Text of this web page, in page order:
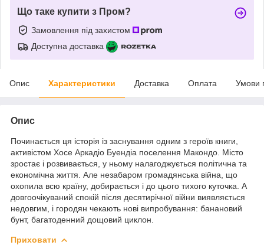
Що таке купити з Пром?
Замовлення під захистом
Доступна доставка
Опис Характеристики Доставка Оплата Умови
Опис
Починається ця історія із заснування одним з героїв книги,
активістом Хосе Аркадіо Буендіа поселення Макондо. Місто
зростає і розвивається, у ньому налагоджується політична та
економічна життя. Але незабаром громадянська війна, що
охопила всю країну, добирається і до цього тихого куточка. А
довгоочікуваний спокій після десятирічної війни виявляється
недовгим, і городян чекають нові випробування: банановий
бунт, багатоденний дощовий циклон.
Приховати